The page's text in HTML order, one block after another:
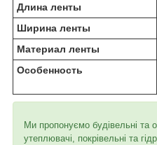
Длина ленты
Ширина ленты
Материал ленты
Особенность
Ми пропонуємо будівельні та
утеплювачі, покрівельні та